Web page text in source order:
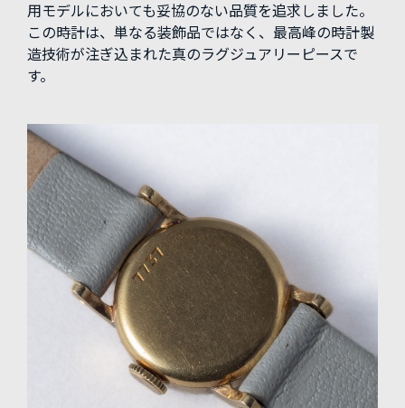
用モデルにおいても妥協のない品質を追求しました。
この時計は、単なる装飾品ではなく、最高峰の時計製
造技術が注ぎ込まれた真のラグジュアリーピースで
す。